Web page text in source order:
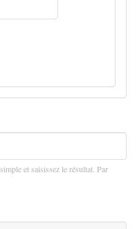
et saisissez le résultat. Par